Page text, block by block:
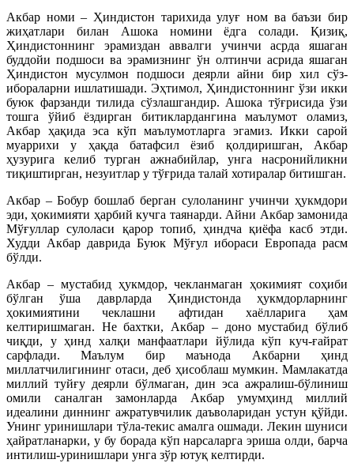
Акбар номи – Ҳиндистон тарихида улуғ ном ва баъзи бир
жиҳатлари билан Ашока номини ёдга солади. Қизиқ,
Ҳиндистоннинг эрамиздан аввалги учинчи асрда яшаган
буддойи подшоси ва эрамизнинг ўн олтинчи асрида яшаган
Ҳиндистон мусулмон подшоси деярли айни бир хил сўз-
ибораларни ишлатишади. Эҳтимол, Ҳиндистоннинг ўзи икки
буюк фарзанди тилида сўзлашгандир. Ашока тўғрисида ўзи
тошга ўйиб ёздирган битиклардангина маълумот оламиз,
Акбар ҳақида эса кўп маълумотларга эгамиз. Икки сарой
муаррихи у ҳақда батафсил ёзиб қолдиришган, Акбар
ҳузурига келиб турган ажнабийлар, унга насронийликни
тиқиштирган, незуитлар у тўғрида талай хотиралар битишган.
Акбар – Бобур бошлаб берган сулоланинг учинчи ҳукмдори
эди, ҳокимияти ҳарбий кучга таянарди. Айни Акбар замонида
Мўғуллар сулоласи қарор топиб, ҳиндча қиёфа касб этди.
Худди Акбар даврида Буюк Мўғул ибораси Европада расм
бўлди.
Акбар – мустабид ҳукмдор, чекланмаган ҳокимият соҳиби
бўлган ўша даврларда Ҳиндистонда ҳукмдорларнинг
ҳокимиятини чеклашни афтидан хаёлларига ҳам
келтиришмаган. Не бахтки, Акбар – доно мустабид бўлиб
чиқди, у ҳинд халқи манфаатлари йўлида кўп куч-ғайрат
сарфлади. Маълум бир маънода Акбарни ҳинд
миллатчилигининг отаси, деб ҳисоблаш мумкин. Мамлакатда
миллий туйғу деярли бўлмаган, дин эса ажралиш-бўлиниш
омили саналган замонларда Акбар умумҳинд миллий
идеалини диннинг ажратувчилик даъволаридан устун қўйди.
Унинг уринишлари тўла-текис амалга ошмади. Лекин шуниси
ҳайратланарки, у бу борада кўп нарсаларга эриша олди, барча
интилиш-уринишлари унга зўр ютуқ келтирди.